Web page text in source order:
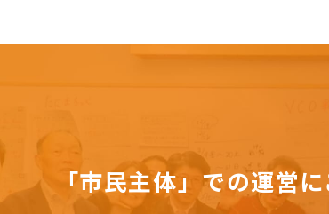
「市民主体」での運営